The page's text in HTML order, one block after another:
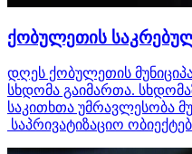
ქობულეთის
დღეს ქობულეთის
სხდომა გაიმართა.
საკითხთა უმრავლესობა
საპრივატიზაციო